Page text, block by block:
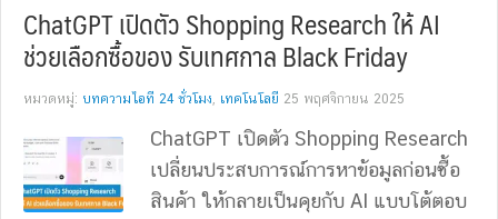
ChatGPT เปิดตัว Shopping Research ให้ AI
ช่วยเลือกซื้อของ รับเทศกาล Black Friday
หมวดหมู่: บทความไอที 24 ชั่วโมง, เทคโนโลยี 25 พฤศจิกายน 2025
ChatGPT เปิดตัว Shopping Research
เปลี่ยนประสบการณ์การหาข้อมูลก่อนซื้อ
สินค้า ให้กลายเป็นคุยกับ AI แบบโต้ตอบ